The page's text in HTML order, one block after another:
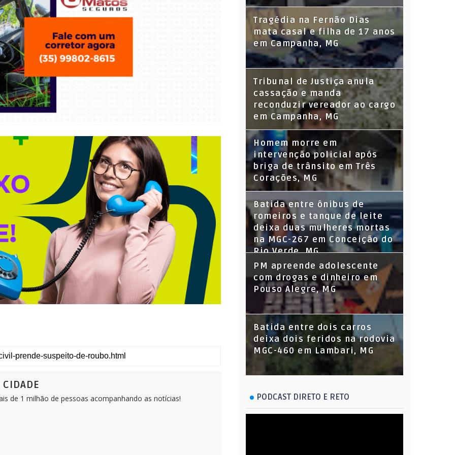
de 1 milhão de pessoas acompanhando as notícias!
Tragédia na Fernão Dias
mata casal e filha de 17 anos
em Campanha, MG
Tribunal de Justiça anula
cassação e manda
reconduzir vereador ao cargo
em Campanha, MG
Homem morre em
intervenção policial após
briga de trânsito em Três
Corações, MG
Batida entre ônibus de
romeiros e tanque de leite
deixa duas mulheres mortas
na MGC-267 em Conceição do
Rio Verde, MG
PM apreende adolescente
com drogas e dinheiro em
Pouso Alegre, MG
Batida entre dois carros
deixa dois feridos na rodovia
MGC-460 em Lambari, MG
PODCAST DIRETO E RETO